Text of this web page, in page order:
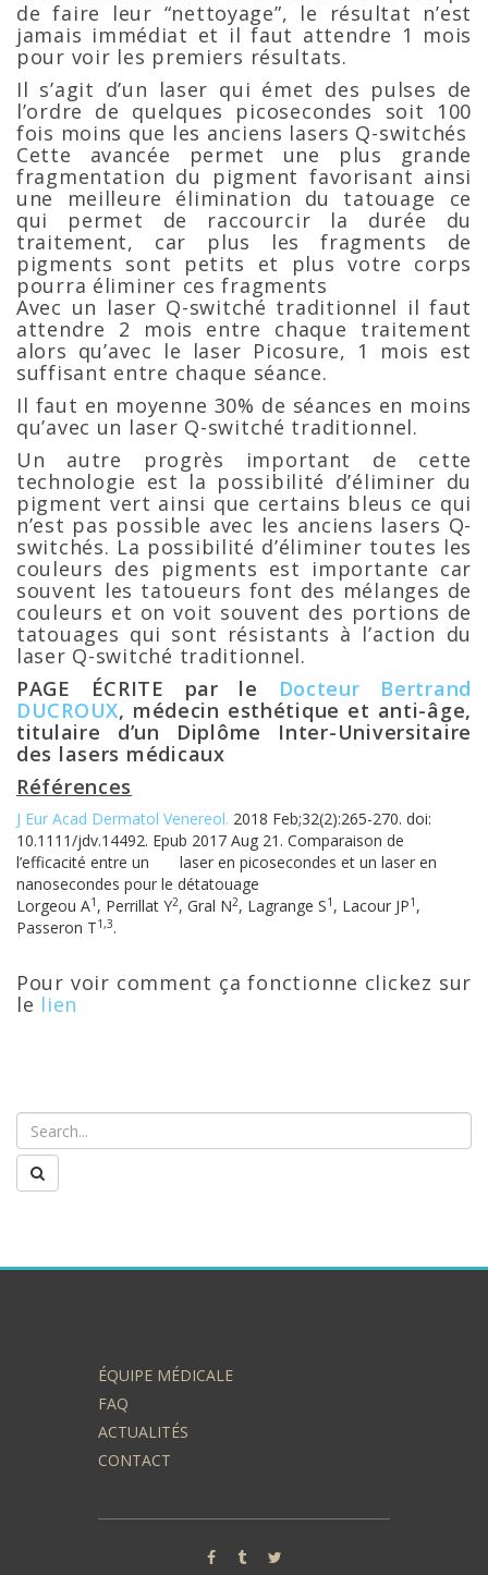
de faire leur “nettoyage”, le résultat n’est
jamais immédiat et il faut attendre 1 mois
pour voir les premiers résultats.
Il s’agit d’un laser qui émet des pulses de
l’ordre de quelques picosecondes soit 100
fois moins que les anciens lasers Q-switchés
Cette avancée permet une plus grande
fragmentation du pigment favorisant ainsi
une meilleure élimination du tatouage ce
qui permet de raccourcir la durée du
traitement, car plus les fragments de
pigments sont petits et plus votre corps
pourra éliminer ces fragments
Avec un laser Q-switché traditionnel il faut
attendre 2 mois entre chaque traitement
alors qu’avec le laser Picosure, 1 mois est
suffisant entre chaque séance.
Il faut en moyenne 30% de séances en moins
qu’avec un laser Q-switché traditionnel.
Un autre progrès important de cette
technologie est la possibilité d’éliminer du
pigment vert ainsi que certains bleus ce qui
n’est pas possible avec les anciens lasers Q-
switchés. La possibilité d’éliminer toutes les
couleurs des pigments est importante car
souvent les tatoueurs font des mélanges de
couleurs et on voit souvent des portions de
tatouages qui sont résistants à l’action du
laser Q-switché traditionnel.
PAGE ÉCRITE par le
Docteur Bertrand
DUCROUX, médecin esthétique et anti-âge,
titulaire d’un Diplôme Inter-Universitaire
des lasers médicaux
Références
J Eur Acad Dermatol Venereol. 2018 Feb;32(2):265-270. doi:
10.1111/jdv.14492. Epub 2017 Aug 21. Comparaison de
l’efficacité entre un laser en picosecondes et un laser en
nanosecondes pour le détatouage
Lorgeou A1 , Perrillat Y2, Gral N2, Lagrange S1 , Lacour JP1 ,
Passeron T1,3.
Pour voir comment ça fonctionne clickez sur
le lien
ÉQUIPE MÉDICALE
FAQ
ACTUALITÉS
CONTACT